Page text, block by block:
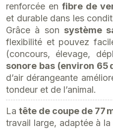
renforcée en fibre de
et durable dans les
Grâce à son système
flexibilité et pouvez
(concours, élevage,
sonore bas (environ 65
d’air dérangeante
tondeur et de l’animal.
La tête de coupe de 77
travail large, adaptée à